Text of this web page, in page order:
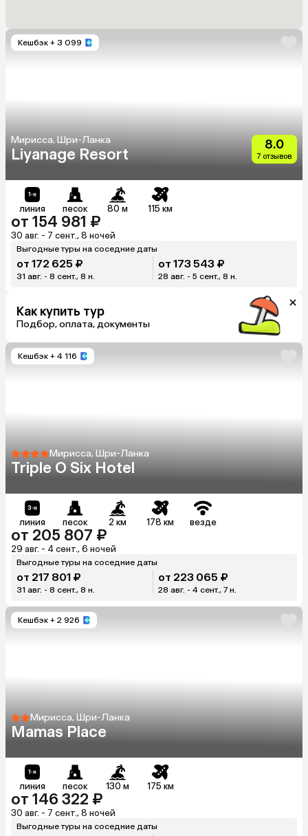
Кешбэк + 3 099
Мирисса, Шри-Ланка
Liyanage Resort
8.0
7 отзывов
линия песок 80 м 115 км
от 154 981 ₽
30 авг. - 7 сент., 8 ночей
Выгодные туры на соседние даты
от 172 625 ₽
31 авг. - 8 сент., 8 н.
от 173 543 ₽
28 авг. - 5 сент., 8 н.
Как купить тур
Подбор, оплата, документы
Кешбэк + 4 116
Мирисса, Шри-Ланка
Triple O Six Hotel
линия песок 2 км 178 км везде
от 205 807 ₽
29 авг. - 4 сент., 6 ночей
Выгодные туры на соседние даты
от 217 801 ₽
31 авг. - 8 сент., 8 н.
от 223 065 ₽
28 авг. - 4 сент., 7 н.
Кешбэк + 2 926
Мирисса, Шри-Ланка
Mamas Place
линия песок 130 м 175 км
от 146 322 ₽
30 авг. - 7 сент., 8 ночей
Выгодные туры на соседние даты